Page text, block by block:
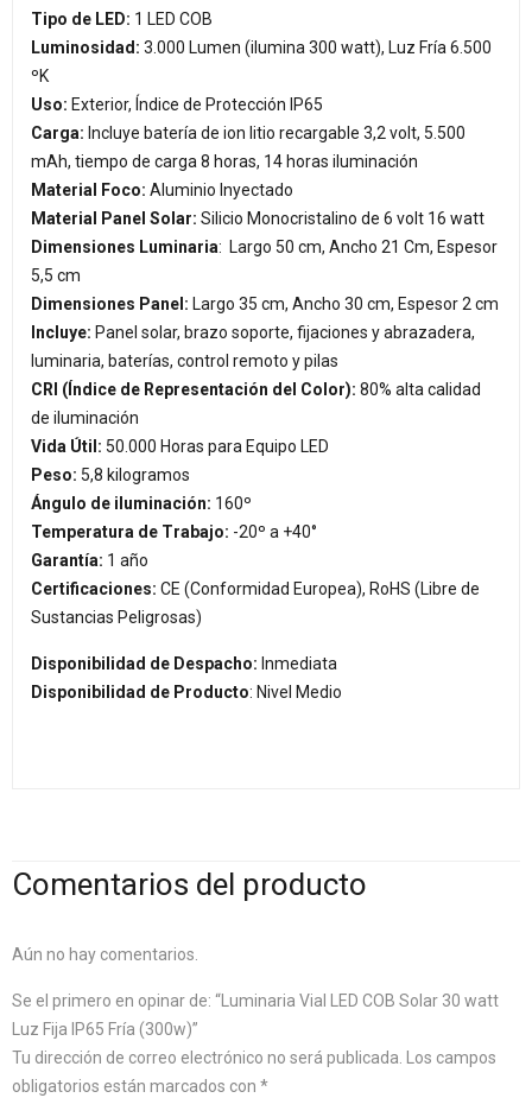
Tipo de LED: 1 LED COB
Luminosidad: 3.000 Lumen (ilumina 300 watt), Luz Fría 6.500
ºK
Uso: Exterior, Índice de Protección IP65
Carga: Incluye batería de ion litio recargable 3,2 volt, 5.500
mAh, tiempo de carga 8 horas, 14 horas iluminación
Material Foco: Aluminio Inyectado
Material Panel Solar: Silicio Monocristalino de 6 volt 16 watt
Dimensiones Luminaria: Largo 50 cm, Ancho 21 Cm, Espesor
5,5 cm
Dimensiones Panel: Largo 35 cm, Ancho 30 cm, Espesor 2 cm
Incluye: Panel solar, brazo soporte, fijaciones y abrazadera,
luminaria, baterías, control remoto y pilas
CRI (Índice de Representación del Color): 80% alta calidad
de iluminación
Vida Útil: 50.000 Horas para Equipo LED
Peso: 5,8 kilogramos
Ángulo de iluminación: 160º
Temperatura de Trabajo: -20º a +40°
Garantía: 1 año
Certificaciones: CE (Conformidad Europea), RoHS (Libre de
Sustancias Peligrosas)
Disponibilidad de Despacho: Inmediata
Disponibilidad de Producto: Nivel Medio
Comentarios del producto
Aún no hay comentarios.
Se el primero en opinar de: “Luminaria Vial LED COB Solar 30 watt
Luz Fija IP65 Fría (300w)”
Tu dirección de correo electrónico no será publicada.
Los campos
obligatorios están marcados con *